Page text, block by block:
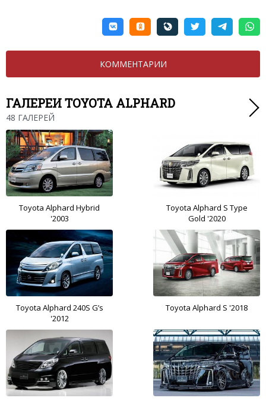
КОММЕНТАРИИ
ГАЛЕРЕИ TOYOTA ALPHARD
48 ГАЛЕРЕЙ
Toyota Alphard Hybrid
'2003
Toyota Alphard S Type
Gold '2020
Toyota Alphard 240S G’s
'2012
Toyota Alphard S '2018